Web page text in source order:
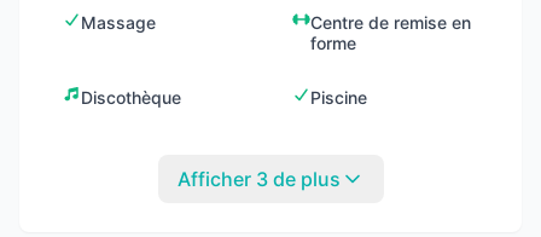
Massage
Centre de remise en
forme
Discothèque Piscine
Afficher 3 de plus